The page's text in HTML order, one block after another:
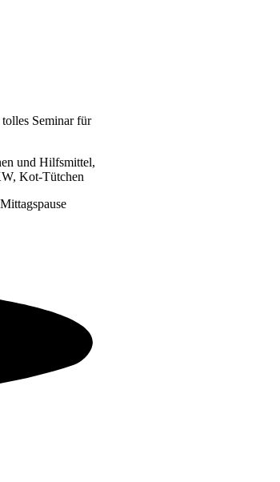
Seminar für
und Hilfsmittel,
Kot-Tütchen